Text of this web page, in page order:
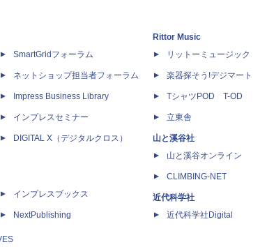
SmartGridフォーラム
ネットショップ担当者フォーラム
Impress Business Library
インプレスセミナー
DIGITAL X（デジタルクロス）
インプレスブックス
NextPublishing
Rittor Music
リットーミュージック
楽器探そう!デジマート
TシャツPOD T-OD
立東舎
山と溪谷社
山と溪谷オンライン
CLIMBING-NET
近代科学社
近代科学社Digital